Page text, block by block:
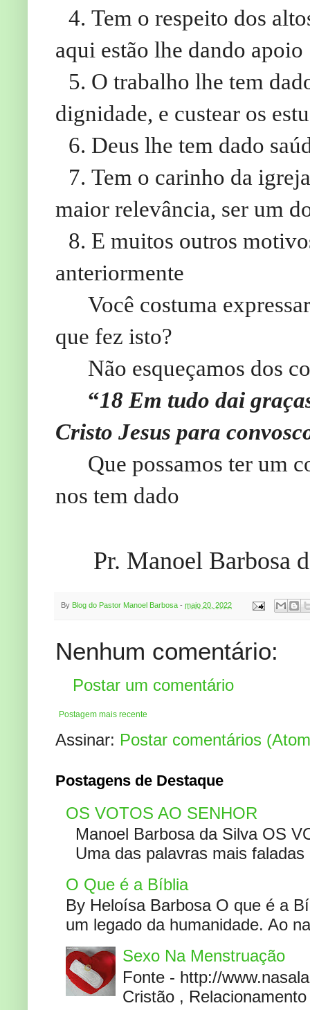
4. Tem o respeito dos
aqui estão lhe dando apoio
5. O trabalho lhe tem
dignidade, e custear os
6. Deus lhe tem dado
7. Tem o carinho da
maior relevância, ser um
8. E muitos outros
anteriormente
Você costuma
que fez isto?
Não esqueçamos dos
“18 Em tudo dai
Cristo Jesus para
Que possamos ter um
nos tem dado
Pr. Manoel Barbosa
By Blog do Pastor Manoel Barbosa - maio 20, 2022
Nenhum comentário:
Postar um comentário
Postagem mais recente
Assinar: Postar comentários
Postagens de Destaque
OS VOTOS AO SENHOR
Manoel Barbosa da Silva OS
Uma das palavras mais
O Que é a Bíblia
By Heloísa Barbosa O que é a
um legado da humanidade. Ao
Sexo Na Menstruação
Fonte - http://
Cristão ,